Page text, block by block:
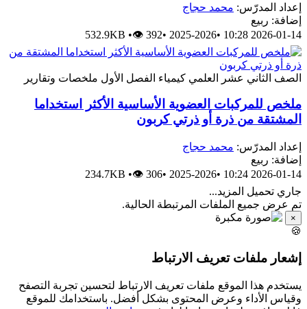
إعداد المدرّس: محمد حجاج
إضافة: ربيع
2026-01-14 10:28
•
2025-2026
•
532.9KB •👁 392
الصف الثاني عشر العلمي كيمياء الفصل الأول ملخصات وتقارير
ملخص للمركبات العضوية الأساسية الأكثر استخداما
المشتقة من ذرة أو ذرتي كربون
إعداد المدرّس: محمد حجاج
إضافة: ربيع
2026-01-14 10:24
•
2025-2026
•
234.7KB •👁 306
جاري تحميل المزيد...
تم عرض جميع الملفات المرتبطة الحالية.
×
🍪
إشعار ملفات تعريف الارتباط
يستخدم هذا الموقع ملفات تعريف الارتباط لتحسين تجربة التصفح
وقياس الأداء وعرض المحتوى بشكل أفضل. باستخدامك للموقع